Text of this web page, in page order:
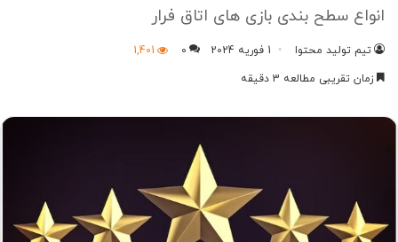
انواع سطح بندی بازی های اتاق فرار
تیم تولید محتوا 1 فوریه 2024 0
1,401
زمان تقریبی مطالعه 3 دقیقه